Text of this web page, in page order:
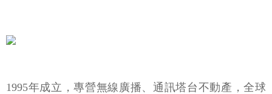
1995年成立，專營無線廣播、通訊塔台不動產，全球